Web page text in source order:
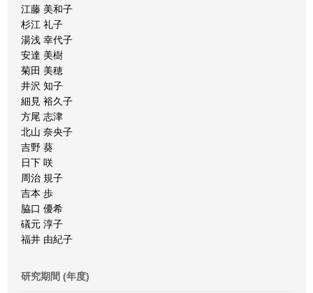
江藤 美和子
杉江 礼子
湯浅 幸代子
安達 美樹
菊田 美穂
井沢 知子
細見 裕久子
方尾 志津
北山 奈央子
吉野 葵
日下 咲
周治 規子
吉本 歩
脇口 優希
礒元 淳子
福井 由紀子
研究期間 (年度)